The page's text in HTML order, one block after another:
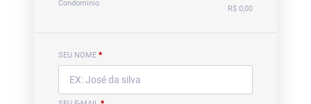
Condomínio
R$ 0,00
SEU NOME *